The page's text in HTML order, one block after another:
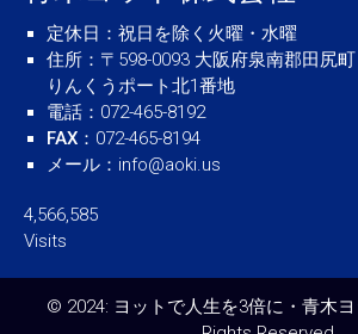
定休日 ：祝日を除く火曜・水曜
住所 ：〒598-0093 大阪府泉南郡田尻町
りんくうポート北1番地
電話 ：072-465-8192
FAX ：072-465-8194
メール ： info@aoki.us
4,566,585
Visits
© 2024: ヨットで人生を3倍に・青木